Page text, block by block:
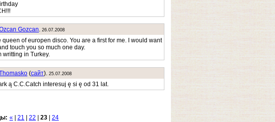
Gozcan. 26.07.2008
queen of europen disco. You are a first for me. I would want
touch you so much one day.
writting in Turkey.
(cайт). 25.07.2008
ą C.C.Catch interesuj ę si ę od 31 lat.
« 21 22 23
24